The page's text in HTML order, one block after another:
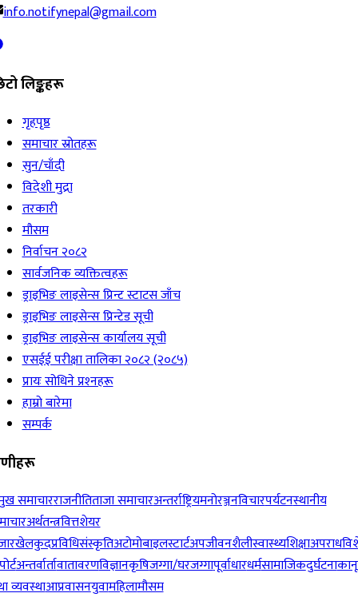
info.notifynepal@gmail.com
लिङ्कहरू
गृहपृष्ठ
समाचार स्रोतहरू
सुन/चाँदी
विदेशी मुद्रा
तरकारी
मौसम
निर्वाचन २०८२
सार्वजनिक व्यक्तित्वहरू
ड्राइभिङ लाइसेन्स प्रिन्ट स्टाटस जाँच
ड्राइभिङ लाइसेन्स प्रिन्टेड सूची
ड्राइभिङ लाइसेन्स कार्यालय सूची
एसईई परीक्षा तालिका २०८२ (२०८५)
प्रायः सोधिने प्रश्‍नहरू
हाम्रो बारेमा
सम्पर्क
समाचारराजनीतिताजा समाचारअन्तर्राष्ट्रियमनोरञ्जनविचारपर्यटनस्थानीय
अर्थतन्त्रवित्तशेयर
खेलकुदप्रविधिसंस्कृतिअटोमोबाइलस्टार्टअपजीवनशैलीस्वास्थ्यशिक्षाअपराध
अन्तर्वार्तावातावरणविज्ञानकृषिजग्गा/घरजग्गापूर्वाधारधर्मसामाजिकदुर्घटना
व्यवस्थाआप्रवासनयुवामहिलामौसम